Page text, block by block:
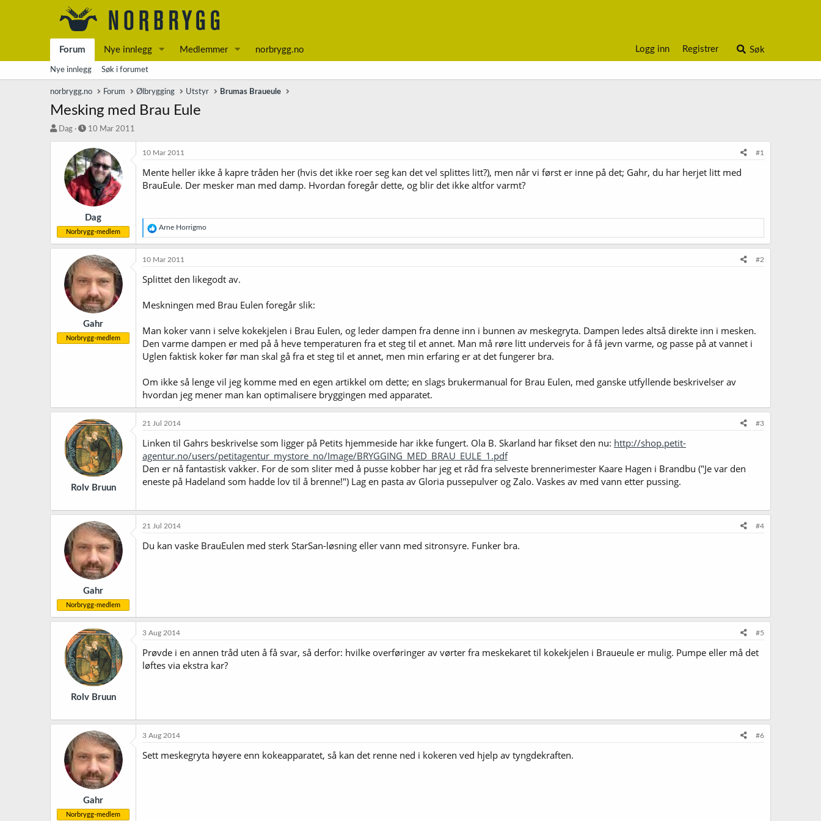
Forum Nye innlegg Medlemmer norbrygg.no Logg inn Registrer Søk
Nye innlegg Søk i forumet
norbrygg.no Forum Ølbrygging Utstyr Brumas Braueule
Mesking med Brau Eule
T
e
r
Dag
S
a
r
t
d
a
t
o
10 Mar 2011
Dag
Norbrygg-medlem
10 Mar 2011 #1
Mente heller ikke å kapre tråden her (hvis det ikke roer seg kan det vel splittes litt?), men når vi først er inne på det; Gahr, du har herjet litt med
BrauEule. Der mesker man med damp. Hvordan foregår dette, og blir det ikke altfor varmt?
R
e
a
k
j
o
e
Arne Horrigmo
Gahr
Norbrygg-medlem
10 Mar 2011 #2
Splittet den likegodt av.
Meskningen med Brau Eulen foregår slik:
Man koker vann i selve kokekjelen i Brau Eulen, og leder dampen fra denne inn i bunnen av meskegryta. Dampen ledes altså direkte inn i mesken.
Den varme dampen er med på å heve temperaturen fra et steg til et annet. Man må røre litt underveis for å få jevn varme, og passe på at vannet i
Uglen faktisk koker før man skal gå fra et steg til et annet, men min erfaring er at det fungerer bra.
Om ikke så lenge vil jeg komme med en egen artikkel om dette; en slags brukermanual for Brau Eulen, med ganske utfyllende beskrivelser av
hvordan jeg mener man kan optimalisere bryggingen med apparatet.
Rolv Bruun
21 Jul 2014 #3
Linken til Gahrs beskrivelse som ligger på Petits hjemmeside har ikke fungert. Ola B. Skarland har fikset den nu: http://shop.petit-
agentur.no/users/petitagentur_mystore_no/Image/BRYGGING_MED_BRAU_EULE_1.pdf
Den er nå fantastisk vakker. For de som sliter med å pusse kobber har jeg et råd fra selveste brennerimester Kaare Hagen i Brandbu ("Je var den
eneste på Hadeland som hadde lov til å brenne!") Lag en pasta av Gloria pussepulver og Zalo. Vaskes av med vann etter pussing.
Gahr
Norbrygg-medlem
21 Jul 2014 #4
Du kan vaske BrauEulen med sterk StarSan-løsning eller vann med sitronsyre. Funker bra.
Rolv Bruun
3 Aug 2014 #5
Prøvde i en annen tråd uten å få svar, så derfor: hvilke overføringer av vørter fra meskekaret til kokekjelen i Braueule er mulig. Pumpe eller må det
løftes via ekstra kar?
Gahr
Norbrygg-medlem
3 Aug 2014 #6
Sett meskegryta høyere enn kokeapparatet, så kan det renne ned i kokeren ved hjelp av tyngdekraften.